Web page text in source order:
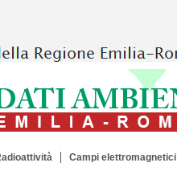
Campi elettromagnetici